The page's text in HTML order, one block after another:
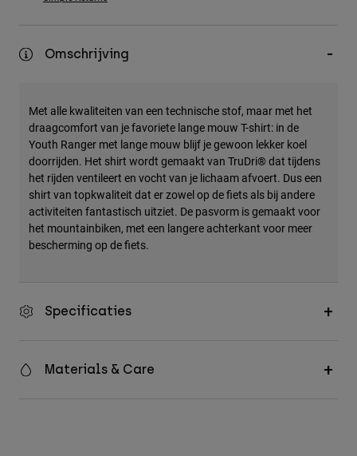
All Accessories
Alles bekijken
Omschrijving
Met alle kwaliteiten van een technische stof, maar met het
draagcomfort van je favoriete lange mouw T-shirt: in de
Youth Ranger met lange mouw blijf je gewoon lekker koel
doorrijden. Het shirt wordt gemaakt van TruDri® dat tijdens
het rijden ventileert en vocht van je lichaam afvoert. Dus een
shirt van topkwaliteit dat er zowel op de fiets als bij andere
activiteiten fantastisch uitziet. De pasvorm is gemaakt voor
het mountainbiken, met een langere achterkant voor meer
bescherming op de fiets.
Specificaties
Materials & Care